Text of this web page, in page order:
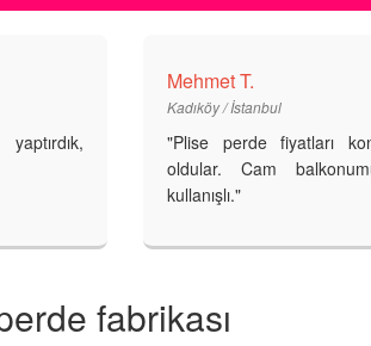
Mehmet T.
Kadıköy / İstanbul
"Plise perde fiyatları
oldular. Cam
kullanışlı."
fabrikası